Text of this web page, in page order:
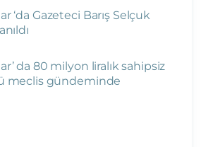
‘da Gazeteci Barış Selçuk
da 80 milyon liralık sahipsiz
meclis gündeminde